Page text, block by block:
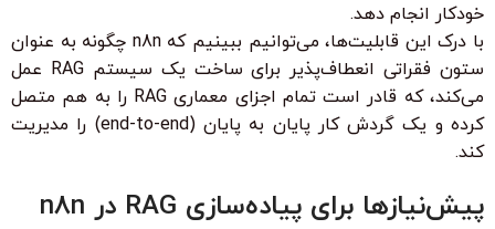
خودکار انجام دهد.
با درک این قابلیت‌ها، می‌توانیم ببینیم که n8n چگونه به عنوان
ستون فقراتی انعطاف‌پذیر برای ساخت یک سیستم RAG عمل
می‌کند، که قادر است تمام اجزای معماری RAG را به هم متصل
کرده و یک گردش کار پایان به پایان (end-to-end) را مدیریت
کند.
پیش‌نیازها برای پیاده‌سازی RAG در n8n